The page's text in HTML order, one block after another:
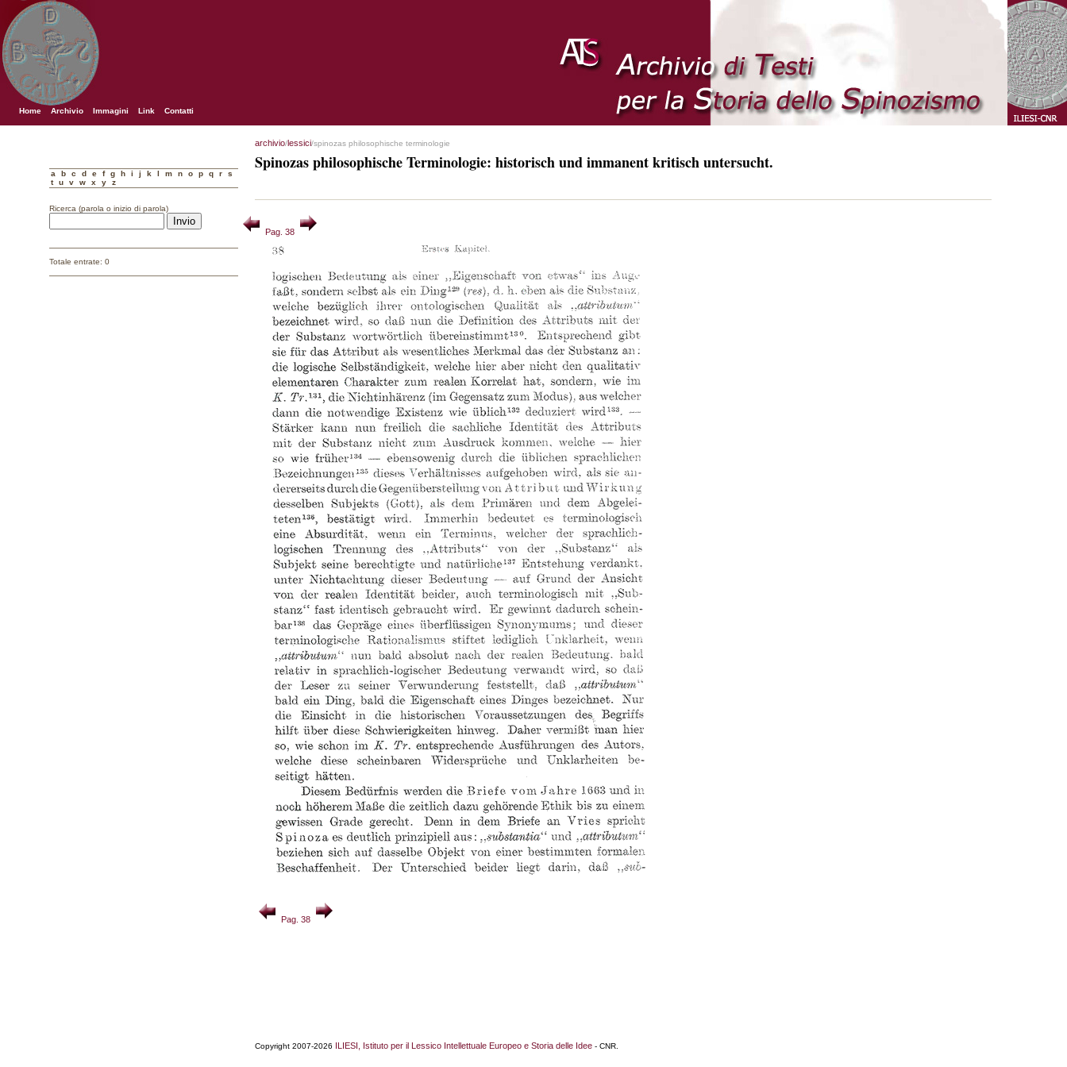
Home Archivio Immagini Link Contatti
a b c d e f g h i j k l m n o p q r
s
t
u v w x y z
Ricerca (parola o inizio di parola)
Totale entrate: 0
archivio/lessici/spinozas philosophische terminologie
Spinozas philosophische Terminologie: historisch und immanent kritisch untersucht.
Pag. 38
Pag. 38
Copyright 2007-2026 ILIESI, Istituto per il Lessico Intellettuale Europeo e Storia delle Idee - CNR.